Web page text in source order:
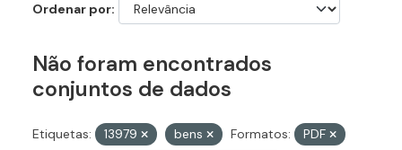
Ordenar por
Não foram encontrados
conjuntos de dados
Etiquetas: 13979 bens Formatos:
PDF